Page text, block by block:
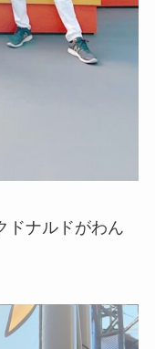
ドナルドがわん